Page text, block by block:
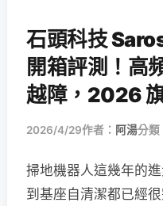
石頭科技
開箱評測！高
越障，2026
2026/4/29作者： 阿湯分類
掃地機器人這幾年的
到基座自清潔都已經